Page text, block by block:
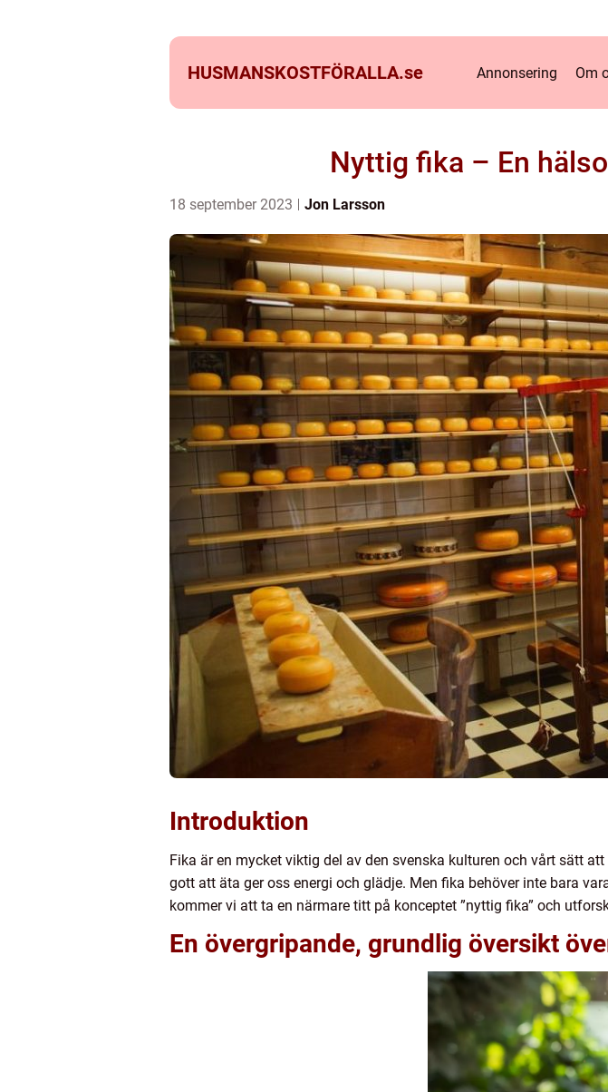
HUSMANSKOSTFÖRALLA.se Annonsering Om
Nyttig fika – En
18 september 2023 Jon Larsson
Introduktion
Fika är en mycket viktig del av den svenska kulturen och vårt sätt
gott att äta ger oss energi och glädje. Men fika behöver inte bara
kommer vi att ta en närmare titt på konceptet ”nyttig fika” och
En övergripande, grundlig översikt